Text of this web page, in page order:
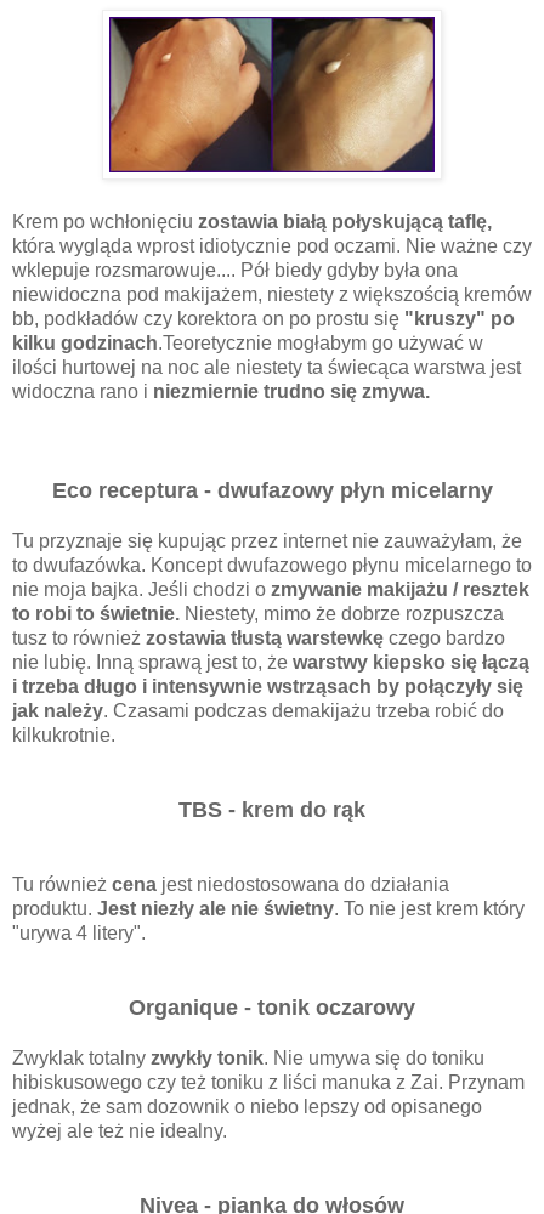
Krem po wchłonięciu zostawia białą połyskującą taflę,
która wygląda wprost idiotycznie pod oczami. Nie ważne czy
wklepuje rozsmarowuje.... Pół biedy gdyby była ona
niewidoczna pod makijażem, niestety z większością kremów
bb, podkładów czy korektora on po prostu się "kruszy" po
kilku godzinach.Teoretycznie mogłabym go używać w
ilości hurtowej na noc ale niestety ta świecąca warstwa jest
widoczna rano i niezmiernie trudno się zmywa.
Eco receptura - dwufazowy płyn micelarny
Tu przyznaje się kupując przez internet nie zauważyłam, że
to dwufazówka. Koncept dwufazowego płynu micelarnego to
nie moja bajka. Jeśli chodzi o zmywanie makijażu / resztek
to robi to świetnie. Niestety, mimo że dobrze rozpuszcza
tusz to również zostawia tłustą warstewkę czego bardzo
nie lubię. Inną sprawą jest to, że warstwy kiepsko się łączą
i trzeba długo i intensywnie wstrząsach by połączyły się
jak należy. Czasami podczas demakijażu trzeba robić do
kilkukrotnie.
TBS - krem do rąk
Tu również cena jest niedostosowana do działania
produktu. Jest niezły ale nie świetny. To nie jest krem który
"urywa 4 litery".
Organique - tonik oczarowy
Zwyklak totalny zwykły tonik. Nie umywa się do toniku
hibiskusowego czy też toniku z liści manuka z Zai. Przynam
jednak, że sam dozownik o niebo lepszy od opisanego
wyżej ale też nie idealny.
Nivea - pianka do włosów